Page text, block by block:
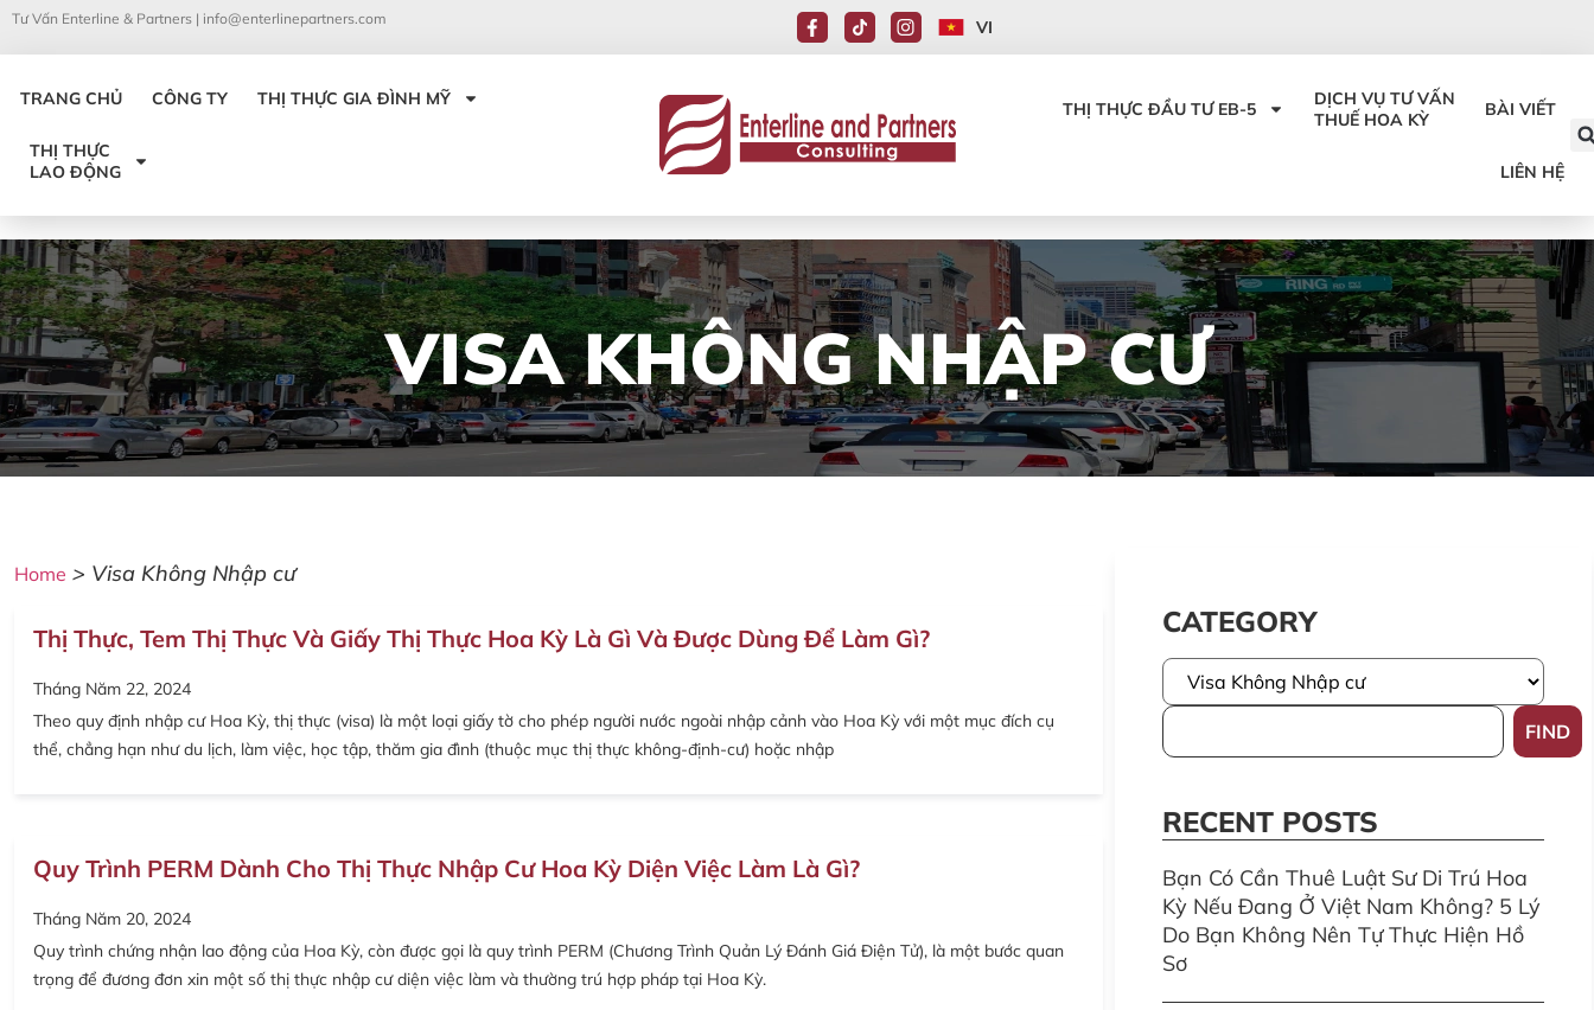
Tư Vấn Enterline & Partners | info@enterlinepartners.com VI
TRANG CHỦ CÔNG TY THỊ THỰC GIA ĐÌNH MỸ
THỊ THỰC
LAO ĐỘNG
THỊ THỰC ĐẦU TƯ EB-5
DỊCH VỤ TƯ VẤN
THUẾ HOA KỲ
BÀI VIẾT
LIÊN HỆ
VISA KHÔNG NHẬP CƯ
Home > Visa Không Nhập cư
Thị Thực, Tem Thị Thực Và Giấy Thị Thực Hoa Kỳ Là Gì Và Được Dùng Để Làm Gì?
Tháng Năm 22, 2024
Theo quy định nhập cư Hoa Kỳ, thị thực (visa) là một loại giấy tờ cho phép người nước ngoài nhập cảnh vào Hoa Kỳ với một mục đích cụ
thể, chẳng hạn như du lịch, làm việc, học tập, thăm gia đình (thuộc mục thị thực không-định-cư) hoặc nhập
Quy Trình PERM Dành Cho Thị Thực Nhập Cư Hoa Kỳ Diện Việc Làm Là Gì?
Tháng Năm 20, 2024
Quy trình chứng nhận lao động của Hoa Kỳ, còn được gọi là quy trình PERM (Chương Trình Quản Lý Đánh Giá Điện Tử), là một bước quan
trọng để đương đơn xin một số thị thực nhập cư diện việc làm và thường trú hợp pháp tại Hoa Kỳ.
CATEGORY
FIND
RECENT POSTS
Bạn Có Cần Thuê Luật Sư Di Trú Hoa
Kỳ Nếu Đang Ở Việt Nam Không? 5 Lý
Do Bạn Không Nên Tự Thực Hiện Hồ
Sơ